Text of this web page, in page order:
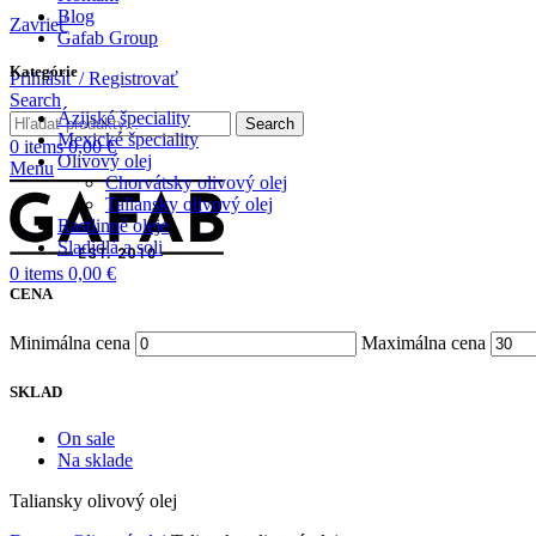
Blog
Gafab Group
Prihlásiť / Registrovať
Search
Search
0 items 0,00€
Menu
0 items 0,00 €
Zavrieť
Kategórie
Ázijské špeciality
Mexické špeciality
Olivový olej
Chorvátsky olivový olej
Taliansky olivový olej
Rastlinné oleje
Sladidlá a soli
CENA
Minimálna cena Maximálna cena
SKLAD
On sale
Na sklade
Taliansky olivový olej